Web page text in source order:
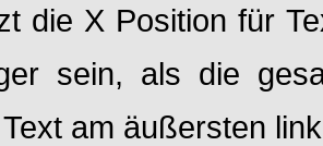
die X Position für
sein, als die
am äußersten